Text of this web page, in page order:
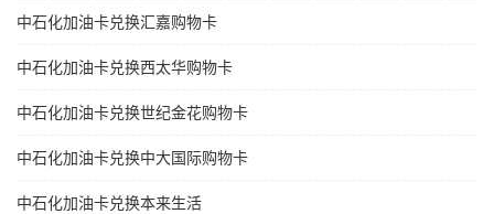
中石化加油卡兑换汇嘉购物卡
中石化加油卡兑换西太华购物卡
中石化加油卡兑换世纪金花购物卡
中石化加油卡兑换中大国际购物卡
中石化加油卡兑换本来生活